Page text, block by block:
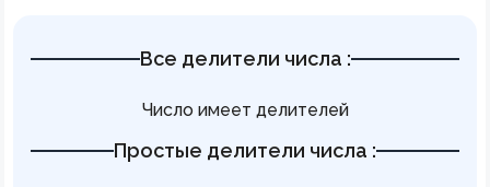
Все делители числа :
Число имеет делителей
Простые делители числа :